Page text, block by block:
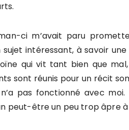
ci m’avait paru
intéressant, à savoir
qui vit tant bien que
sont réunis pour un récit
pas fonctionné avec
peut-être un peu trop âpre